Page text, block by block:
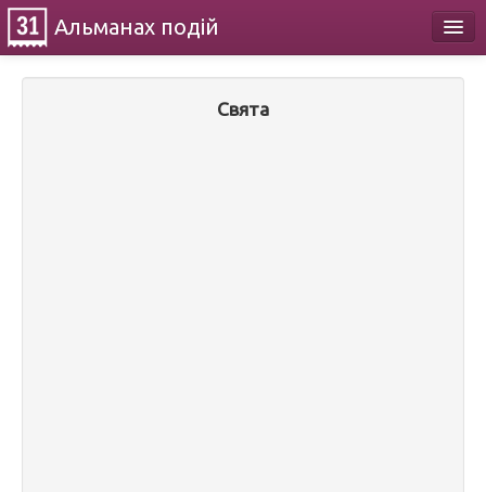
Альманах подій
Свята